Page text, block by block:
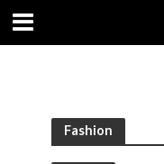
Fashion